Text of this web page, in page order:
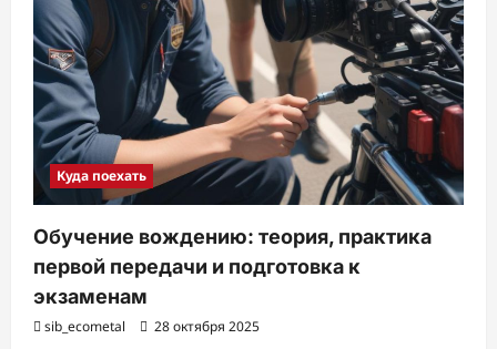
Куда поехать
Обучение вождению: теория, практика
первой передачи и подготовка к
экзаменам
sib_ecometal 28 октября 2025